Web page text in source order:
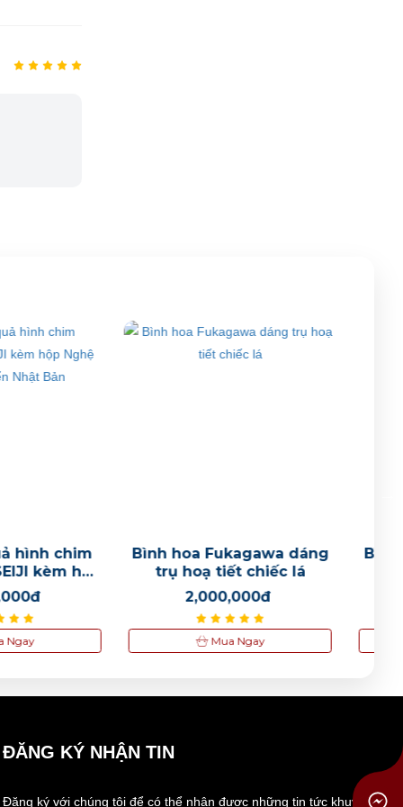
Bình gốm sứ Fukagawa hoạ
dáng
tiết chiếc lá
Mua Ngay
Bình hoa Fukagawa Nhật
bản vẽ hoa mẫu đơn
2,000,000đ
Mua Ngay
ĐĂNG KÝ NHẬN TIN
Đăng ký với chúng tôi để có thể nhận được những tin tức khuyến